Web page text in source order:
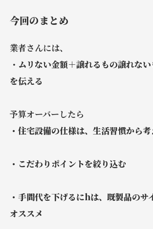
今回のまとめ
業者さんには、
・ ムリない金額＋譲れるもの譲れない
を伝える
予算オーバーしたら
・住宅設備の仕様は、生活習慣から
・こだわりポイントを絞り込む
・手間代を下げるにhは、既製品のサ
オススメ